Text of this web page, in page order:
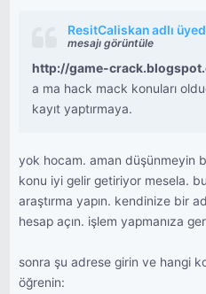
ResitCaliskan adlı
mesajı görüntüle
http://game-
a ma hack mack konuları
kayıt yaptırmaya.
yok hocam. aman düşünmeyin
konu iyi gelir getiriyor mesela.
araştırma yapın. kendinize bir
hesap açın. işlem yapmanıza
sonra şu adrese girin ve hangi
öğrenin: